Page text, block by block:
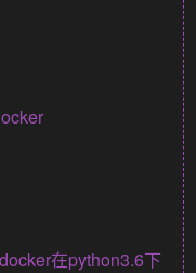
在python3.6下